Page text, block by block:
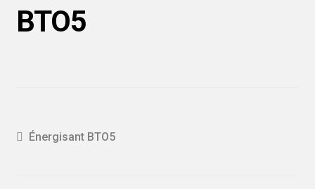
BTO5
Navigation
Article
Énergisant BTO5